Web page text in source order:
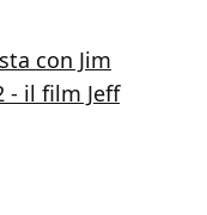
con Jim
- il film Jeff